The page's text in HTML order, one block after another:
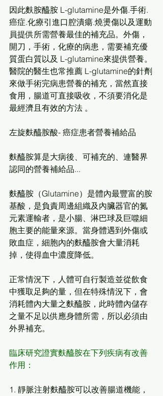
因此麩胺醯胺 L-glutamine是外傷.手術.
癌症.化療引進口腔潰瘍.燒燙傷以及運動
員提供所需營養最佳的補充品。外傷，
開刀，手術，化療的病患，需要補充優
質蛋白質以及 L-glutamine來提供營養。
醫院的醫生也常推薦 L-glutamine的針劑
來做手術完病患營養的補充，當然直接
食用，腸道可直接吸收，不須要消化是
最經濟且有效的方法 。
左旋麩醯胺酸- 癌症患者營養補給品
麩醯胺算是大病後、可補充的、連醫界
認同的營養補給品...
麩醯胺（Glutamine）是體內最豐富的胺
基酸，是負責周邊組織及內臟器官的氮
元素運輸者，是小腸、淋巴球及巨噬細
胞主要的能量來源。當身體遇到外傷或
敗血症，細胞內的麩醯胺會大量消耗
掉，使得血中濃度降低。
正常情況下，人體可自行製造並從飲食
中獲取足夠的量，但在特殊情況下，會
消耗體內大量之麩醯胺，此時體內儲存
之量不足以供應身體所需，所以必須由
外界補充。
臨床研究證實麩醯胺在下列疾病有改善
作用：
1. 靜脈注射麩醯胺可以改善腸道機能，